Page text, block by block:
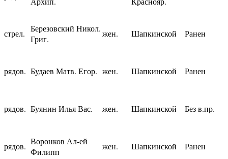
стрел. Березовский Никол.
Григ.
жен. Шапкинской Ранен
рядов. Будаев Матв. Егор. жен. Шапкинской Ранен
рядов. Буянин Илья Вас. жен. Шапкинской Без в.пр.
рядов. Воронков Ал-ей
Филипп
жен. Шапкинской Ранен